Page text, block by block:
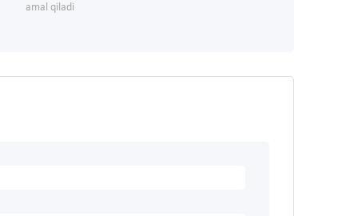
amal qiladi